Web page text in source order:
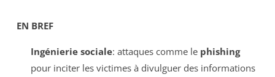
EN BREF
Ingénierie sociale: attaques comme le phishing
pour inciter les victimes à divulguer des informations